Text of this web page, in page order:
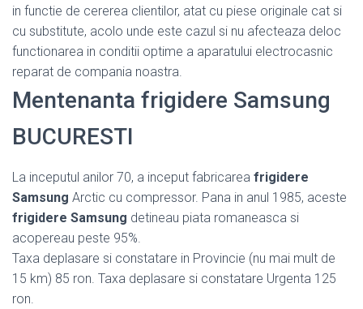
in functie de cererea clientilor, atat cu piese originale cat si
cu substitute, acolo unde este cazul si nu afecteaza deloc
functionarea in conditii optime a aparatului electrocasnic
reparat de compania noastra.
Mentenanta frigidere Samsung
BUCURESTI
La inceputul anilor 70, a inceput fabricarea frigidere
Samsung Arctic cu compressor. Pana in anul 1985, aceste
frigidere Samsung detineau piata romaneasca si
acopereau peste 95%.
Taxa deplasare si constatare in Provincie (nu mai mult de
15 km) 85 ron. Taxa deplasare si constatare Urgenta 125
ron.